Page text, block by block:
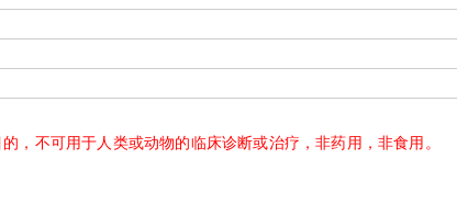
，不可用于人类或动物的临床诊断或治疗，非药用，非食用。